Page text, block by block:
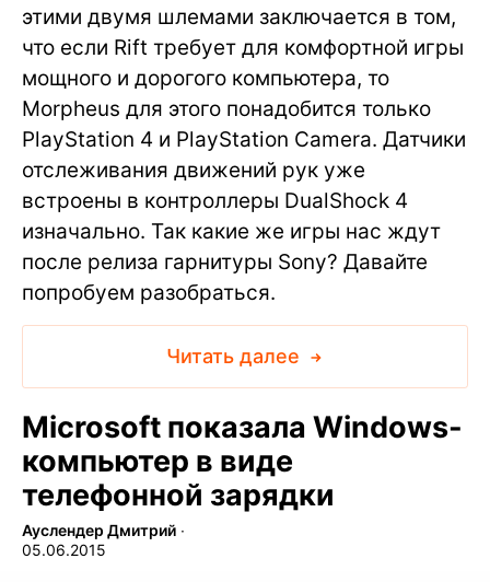
этими двумя шлемами заключается в том,
что если Rift требует для комфортной игры
мощного и дорогого компьютера, то
Morpheus для этого понадобится только
PlayStation 4 и PlayStation Camera. Датчики
отслеживания движений рук уже
встроены в контроллеры DualShock 4
изначально. Так какие же игры нас ждут
после релиза гарнитуры Sony? Давайте
попробуем разобраться.
Читать далее
Microsoft показала Windows-
компьютер в виде
телефонной зарядки
Ауслендер Дмитрий ∙
05.06.2015